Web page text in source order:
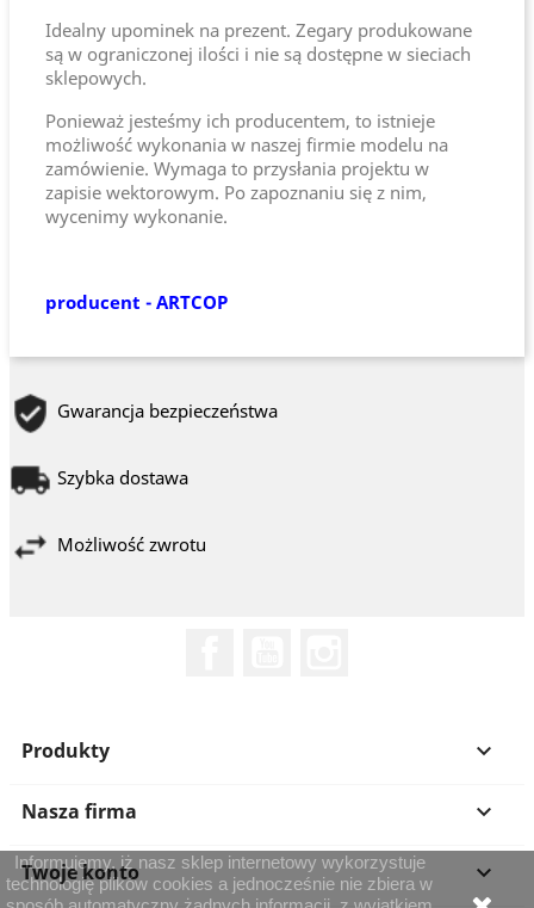
Idealny upominek na prezent. Zegary produkowane
są w ograniczonej ilości i nie są dostępne w sieciach
sklepowych.
Ponieważ jesteśmy ich producentem, to istnieje
możliwość wykonania w naszej firmie modelu na
zamówienie. Wymaga to przysłania projektu w
zapisie wektorowym. Po zapoznaniu się z nim,
wycenimy wykonanie.
producent - ARTCOP
Gwarancja bezpieczeństwa
Szybka dostawa
Możliwość zwrotu
Produkty 
Nasza firma 
Twoje konto 
Informujemy, iż nasz sklep internetowy wykorzystuje
technologię plików cookies a jednocześnie nie zbiera w